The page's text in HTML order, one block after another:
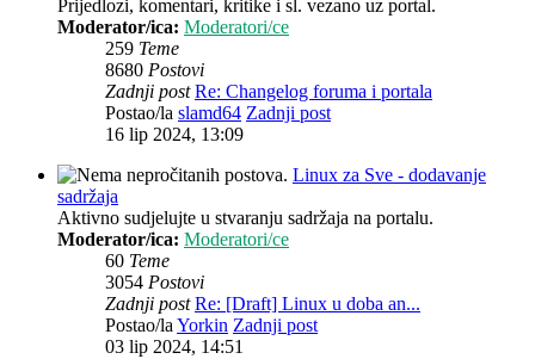
Prijedlozi, komentari, kritike i sl. vezano uz portal.
Moderator/ica: Moderatori/ce
259 Teme
8680 Postovi
Zadnji post Re: Changelog foruma i portala
Postao/la slamd64 Zadnji post
16 lip 2024, 13:09
Linux za Sve - dodavanje
sadržaja
Aktivno sudjelujte u stvaranju sadržaja na portalu.
Moderator/ica: Moderatori/ce
60 Teme
3054 Postovi
Zadnji post Re: [Draft] Linux u doba an...
Postao/laYorkin Zadnji post
03 lip 2024, 14:51